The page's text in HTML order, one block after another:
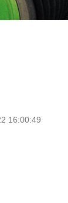
16:00:49